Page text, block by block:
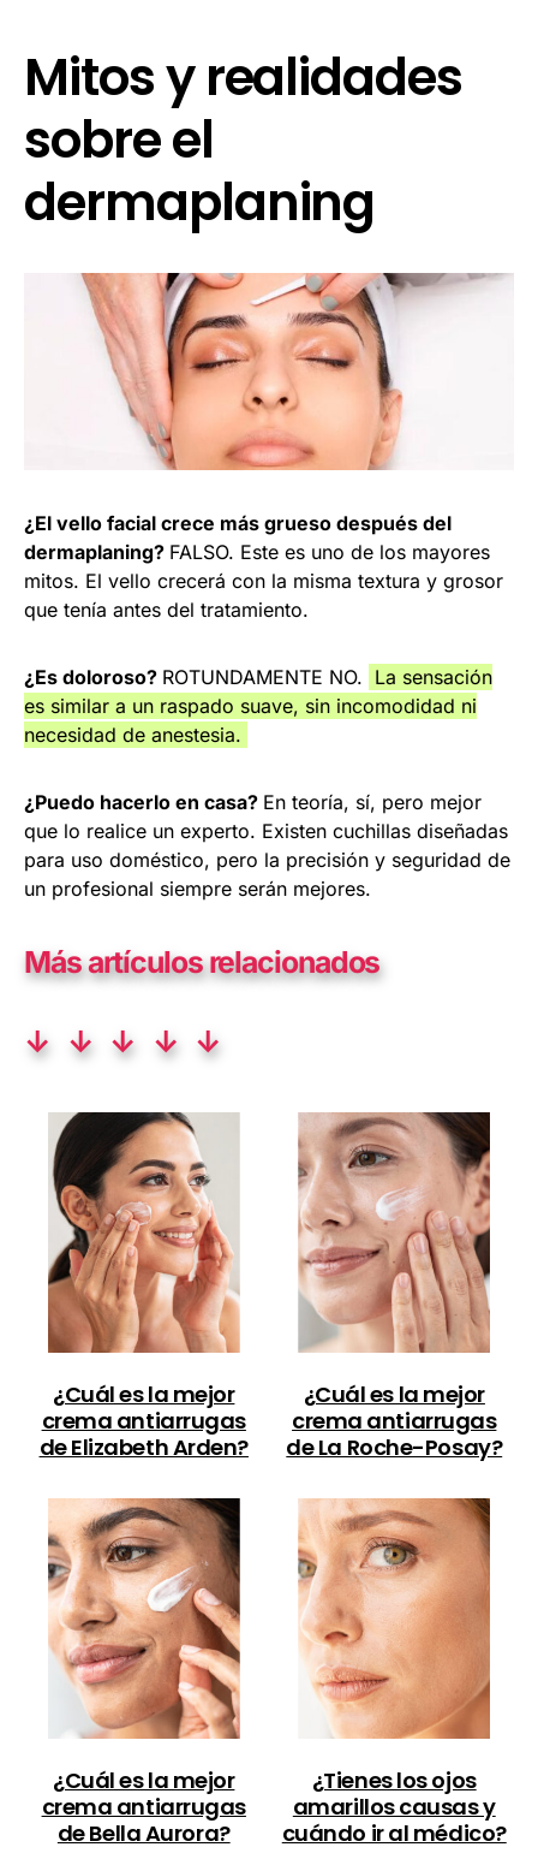
Mitos y realidades
sobre el
dermaplaning
¿El vello facial crece más grueso después del
dermaplaning? FALSO. Este es uno de los mayores
mitos. El vello crecerá con la misma textura y grosor
que tenía antes del tratamiento.
¿Es doloroso? ROTUNDAMENTE NO. La sensación
es similar a un raspado suave, sin incomodidad ni
necesidad de anestesia.
¿Puedo hacerlo en casa? En teoría, sí, pero mejor
que lo realice un experto. Existen cuchillas diseñadas
para uso doméstico, pero la precisión y seguridad de
un profesional siempre serán mejores.
Más artículos relacionados
↓ ↓ ↓ ↓ ↓
¿Cuál es la mejor
crema antiarrugas
de Elizabeth Arden?
¿Cuál es la mejor
crema antiarrugas
de La Roche-Posay?
¿Cuál es la mejor
crema antiarrugas
de Bella Aurora?
¿Tienes los ojos
amarillos causas y
cuándo ir al médico?